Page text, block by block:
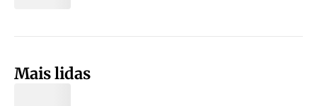
Mais lidas